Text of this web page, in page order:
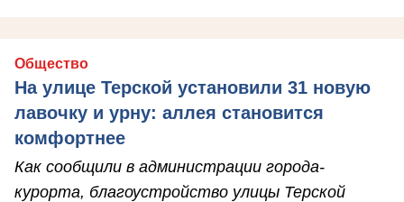
Общество
На улице Терской установили 31 новую
лавочку и урну: аллея становится
комфортнее
Как сообщили в администрации города-
курорта, благоустройство улицы Терской